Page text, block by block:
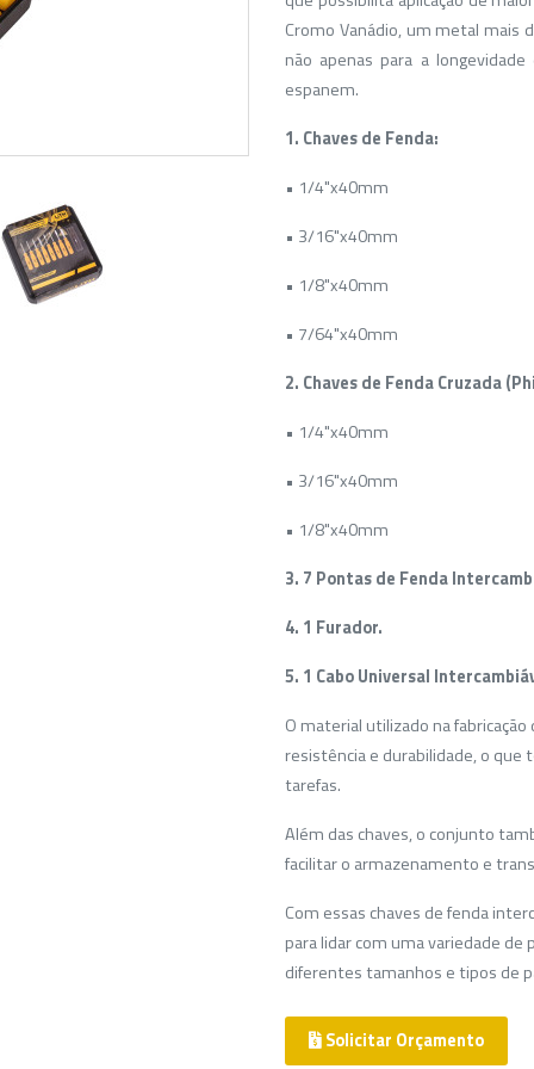
Cromo Vanádio, um metal mais
não apenas para a
espanem.
1. Chaves de Fenda:
• 1/4"x40mm
• 3/16"x40mm
• 1/8"x40mm
• 7/64"x40mm
2. Chaves de Fenda Cruzada
• 1/4"x40mm
• 3/16"x40mm
• 1/8"x40mm
3. 7 Pontas de Fenda
4. 1 Furador.
5. 1 Cabo Universal
O material utilizado na
resistência e durabilidade, o que
tarefas.
Além das chaves, o conjunto
facilitar o armazenamento e
Com essas chaves de fenda
para lidar com uma variedade
diferentes tamanhos e tipos de
Solicitar Orçamento